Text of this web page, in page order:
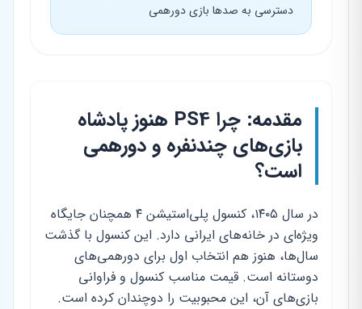
دسترسی به صدها بازی دورهمی
مقدمه: چرا PS4 هنوز پادشاه
بازی‌های چندنفره و دورهمی
است؟
در سال ۱۴۰۵، کنسول پلی‌استیشن ۴ همچنان جایگاه
ویژه‌ای در خانه‌های ایرانی دارد. این کنسول با گذشت
سال‌ها، هنوز هم انتخاب اول برای دورهمی‌های
دوستانه است. قیمت مناسب کنسول و فراوانی
بازی‌های آن، این محبوبیت را دوچندان کرده است.